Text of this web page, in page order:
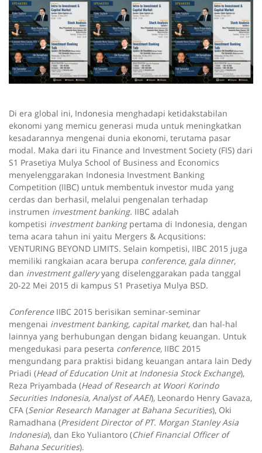
Di era global ini, Indonesia menghadapi ketidakstabilan
ekonomi yang memicu generasi muda untuk meningkatkan
kesadarannya mengenai dunia ekonomi, terutama pasar
modal. Maka dari itu Finance and Investment Society (FIS) dari
S1 Prasetiya Mulya School of Business and Economics
menyelenggarakan Indonesia Investment Banking
Competition (IIBC) untuk membentuk investor muda yang
cerdas dan berhasil, melalui pengenalan terhadap
instrumen investment banking. IIBC adalah
kompetisi investment bankingpertama di Indonesia, dengan
tema acara tahun ini yaitu Mergers & Acqusitions:
VENTURING BEYOND LIMITS. Selain kompetisi, IIBC 2015 juga
memiliki rangkaian acara berupa conference, gala dinner,
dan investment galleryyang diselenggarakan pada tanggal
20-22 Mei 2015 di kampus S1 Prasetiya Mulya BSD.
ConferenceIIBC 2015 berisikan seminar-seminar
mengenai investment banking, capital market, dan hal-hal
lainnya yang berhubungan dengan bidang keuangan. Untuk
mengedukasi para peserta conference, IIBC 2015
mengundang para praktisi bidang keuangan antara lain Dedy
Priadi (Head of Education Unit at Indonesia Stock Exchange),
Reza Priyambada (Head of Research at Woori Korindo
Securities Indonesia, Analyst of AAEI), Leonardo Henry Gavaza,
CFA (Senior Research Manager at Bahana Securities), Oki
Ramadhana (President Director of PT. Morgan Stanley Asia
Indonesia), dan Eko Yuliantoro (Chief Financial Officer of
Bahana Securities).